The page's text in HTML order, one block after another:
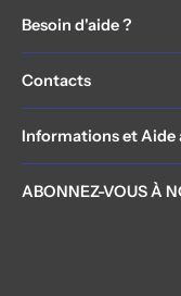
Besoin d'aide ?
Contacts
Informations et Aide
ABONNEZ-VOUS À